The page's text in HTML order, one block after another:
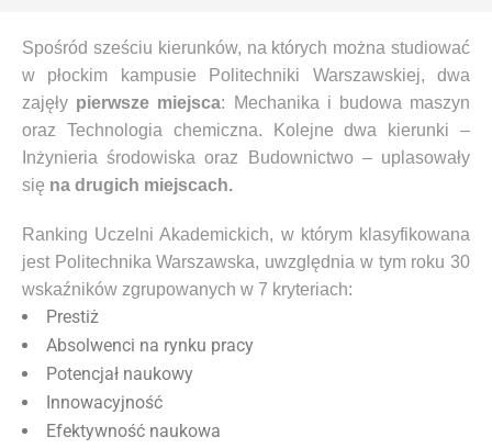
Spośród sześciu kierunków, na których można studiować
w płockim kampusie Politechniki Warszawskiej, dwa
zajęły pierwsze miejsca: Mechanika i budowa maszyn
oraz Technologia chemiczna. Kolejne dwa kierunki –
Inżynieria środowiska oraz Budownictwo – uplasowały
się na drugich miejscach.
Ranking Uczelni Akademickich, w którym klasyfikowana
jest Politechnika Warszawska, uwzględnia w tym roku 30
wskaźników zgrupowanych w 7 kryteriach:
Prestiż
Absolwenci na rynku pracy
Potencjał naukowy
Innowacyjność
Efektywność naukowa